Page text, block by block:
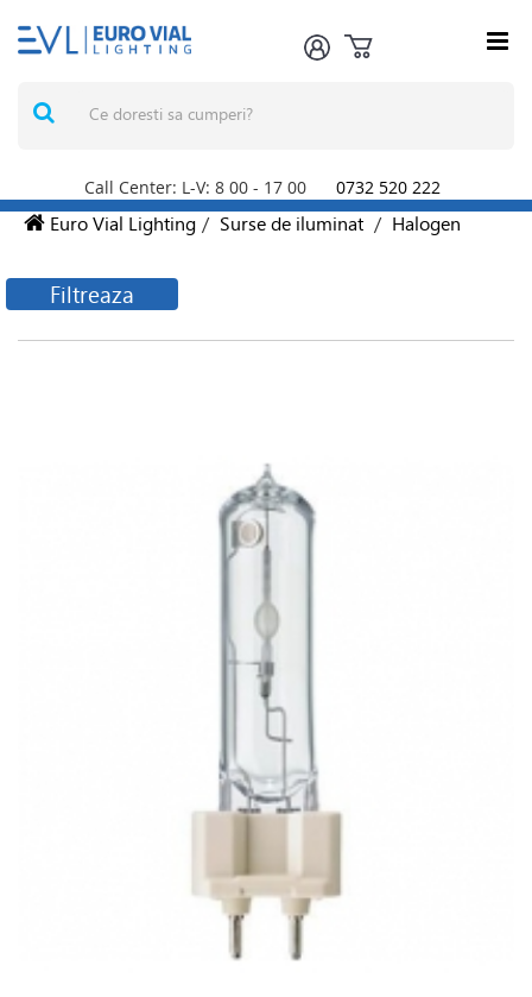
Call Center: L-V: 8 00 - 17 00 0732 520 222
Euro Vial Lighting / Surse de iluminat / Halogen
Filtreaza